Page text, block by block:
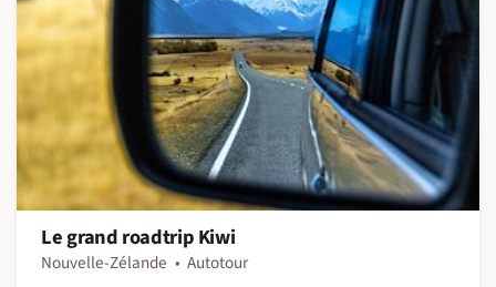
Le grand roadtrip Kiwi
Nouvelle-Zélande
Autotour